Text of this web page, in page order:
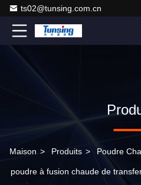
ts02@tunsing.com.cn
Maison > Produits > Poudre
poudre à fusion chaude de